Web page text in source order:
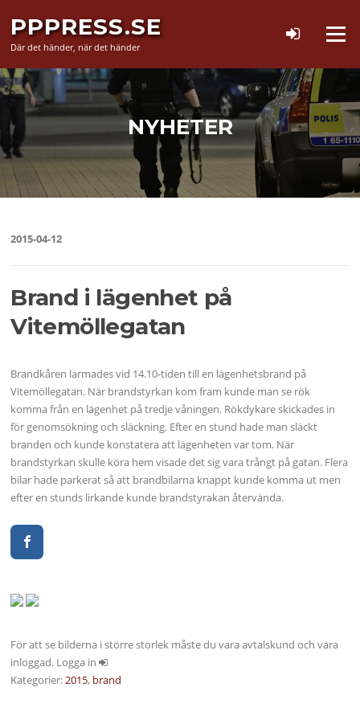
innehåll
PPPRESS.SE
Där det händer, när det händer
Meny
NYHETER
2015-04-12
Brand i lägenhet på
Vitemöllegatan
Brandkåren larmades vid 14.10-tiden till en lägenhetsbrand på
Vitemöllegatan. När brandstyrkan kom fram kunde man se rök
komma från en lägenhet på tredje våningen. Rökdykare skickades in
för genomsökning och släckning. Efter en stund hade man släckt
branden och kunde konstatera att lägenheten var tom. När
brandstyrkan skulle köra hem visade det sig vara trångt på gatan. Flera
bilar hade parkerat så att brandbilarna knappt kunde komma ut men
efter en stunds lirkande kunde brandstyrakan återvända.
För att se bilderna i större storlek måste du vara avtalskund och vara
inloggad. Logga in
Kategorier:2015, brand